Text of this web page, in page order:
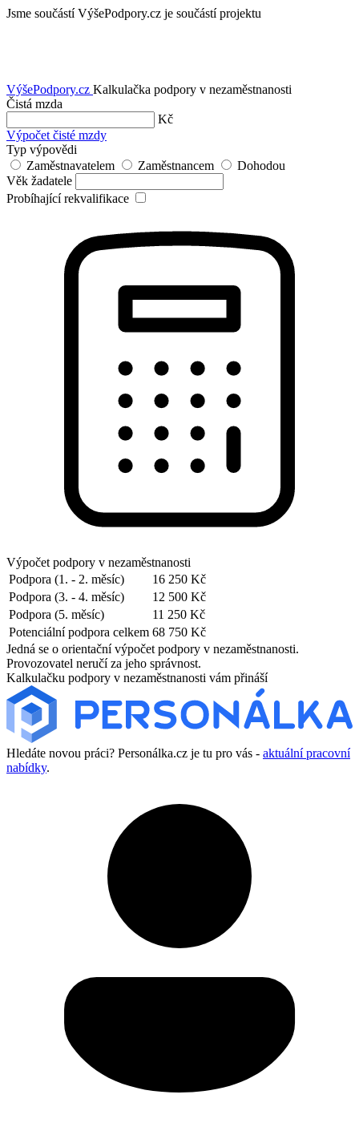
Jsme součástí VýšePodpory.cz je součástí projektu
VýšePodpory.cz Kalkulačka podpory v nezaměstnanosti
Čistá mzda
Kč
Výpočet čisté mzdy
Typ výpovědi
Zaměstnavatelem
Zaměstnancem
Dohodou
Věk žadatele
Probíhající rekvalifikace
Výpočet podpory v nezaměstnanosti
Podpora (1. - 2. měsíc)
16 250 Kč
Podpora (3. - 4. měsíc)
12 500 Kč
Podpora (5. měsíc)
11 250 Kč
Potenciální podpora celkem 68 750 Kč
Jedná se o orientační výpočet podpory v nezaměstnanosti.
Provozovatel neručí za jeho správnost.
Kalkulačku podpory v nezaměstnanosti vám přináší
Hledáte novou práci? Personálka.cz je tu pro vás - aktuální pracovní
nabídky.